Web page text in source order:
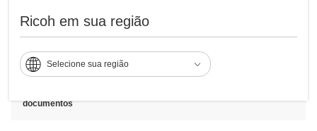
Ricoh em sua região
Selecione sua região
Alimentador de
documentos
Alimentador Duplex de Passagem
Única
documentos